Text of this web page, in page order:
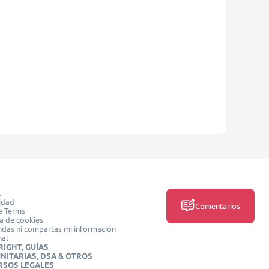
Terms
de cookies
ni compartas mi información
GUÍAS
DSA & OTROS
LEGALES
Comentarios